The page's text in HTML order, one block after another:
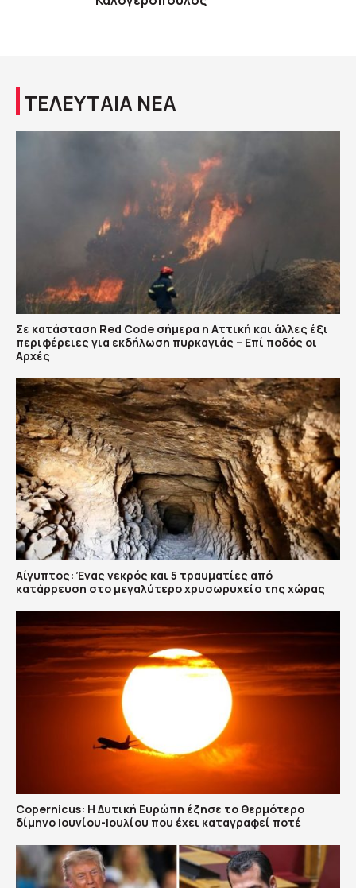
ΤΕΛΕΥΤΑΙΑ ΝΕΑ
Σε κατάσταση Red Code σήμερα η Αττική και άλλες έξι
περιφέρειες για εκδήλωση πυρκαγιάς – Επί ποδός οι
Αρχές
Αίγυπτος: Ένας νεκρός και 5 τραυματίες από
κατάρρευση στο μεγαλύτερο χρυσωρυχείο της χώρας
Copernicus: H Δυτική Ευρώπη έζησε το θερμότερο
δίμηνο Ιουνίου-Ιουλίου που έχει καταγραφεί ποτέ